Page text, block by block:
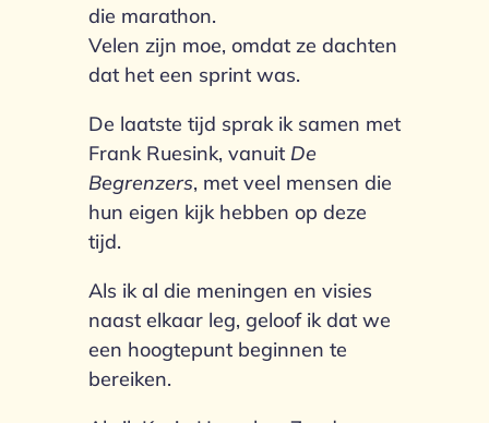
die marathon.
Velen zijn moe, omdat ze dachten
dat het een sprint was.
De laatste tijd sprak ik samen met
Frank Ruesink, vanuit De
Begrenzers, met veel mensen die
hun eigen kijk hebben op deze
tijd.
Als ik al die meningen en visies
naast elkaar leg, geloof ik dat we
een hoogtepunt beginnen te
bereiken.